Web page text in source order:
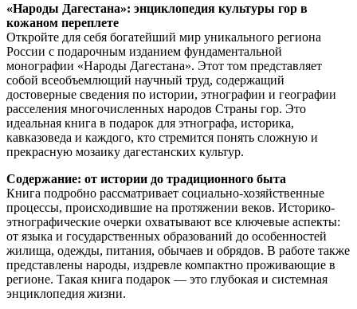
«Народы Дагестана»: энциклопедия культуры гор в
кожаном переплете
Откройте для себя богатейший мир уникального региона
России с подарочным изданием фундаментальной
монографии «Народы Дагестана». Этот том представляет
собой всеобъемлющий научный труд, содержащий
достоверные сведения по истории, этнографии и географии
расселения многочисленных народов Страны гор. Это
идеальная книга в подарок для этнографа, историка,
кавказоведа и каждого, кто стремится понять сложную и
прекрасную мозаику дагестанских культур.
Содержание: от истории до традиционного быта
Книга подробно рассматривает социально-хозяйственные
процессы, происходившие на протяжении веков. Историко-
этнографические очерки охватывают все ключевые аспекты:
от языка и государственных образований до особенностей
жилища, одежды, питания, обычаев и обрядов. В работе также
представлены народы, издревле компактно проживающие в
регионе. Такая книга подарок — это глубокая и системная
энциклопедия жизни.